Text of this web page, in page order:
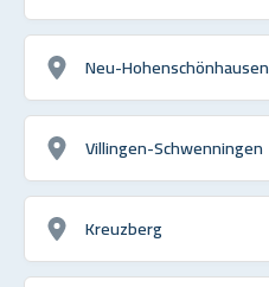
Neu-Hohenschönhausen
Villingen-Schwenningen
Kreuzberg